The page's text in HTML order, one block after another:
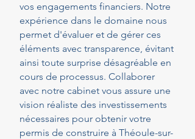
vos engagements financiers. Notre
expérience dans le domaine nous
permet d'évaluer et de gérer ces
éléments avec transparence, évitant
ainsi toute surprise désagréable en
cours de processus. Collaborer
avec notre cabinet vous assure une
vision réaliste des investissements
nécessaires pour obtenir votre
permis de construire à Théoule-sur-